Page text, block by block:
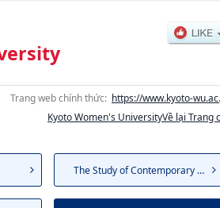
Trang web chính thức: https://www.kyoto-
Kyoto Women's UniversityVề lại Trang
The Study of Contemporary S...